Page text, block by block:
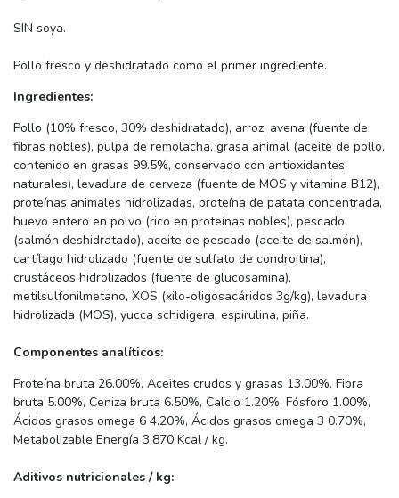
SIN soya.
Pollo fresco y deshidratado como el primer ingrediente.
Ingredientes:
Pollo (10% fresco, 30% deshidratado), arroz, avena (fuente de
fibras nobles), pulpa de remolacha, grasa animal (aceite de pollo,
contenido en grasas 99.5%, conservado con antioxidantes
naturales), levadura de cerveza (fuente de MOS y vitamina B12),
proteínas animales hidrolizadas, proteína de patata concentrada,
huevo entero en polvo (rico en proteínas nobles), pescado
(salmón deshidratado), aceite de pescado (aceite de salmón),
cartílago hidrolizado (fuente de sulfato de condroitina),
crustáceos hidrolizados (fuente de glucosamina),
metilsulfonilmetano, XOS (xilo-oligosacáridos 3g/kg), levadura
hidrolizada (MOS), yucca schidigera, espirulina, piña.
Componentes analíticos:
Proteína bruta 26.00%, Aceites crudos y grasas 13.00%, Fibra
bruta 5.00%, Ceniza bruta 6.50%, Calcio 1.20%, Fósforo 1.00%,
Ácidos grasos omega 6 4.20%, Ácidos grasos omega 3 0.70%,
Metabolizable Energía 3,870 Kcal / kg.
Aditivos nutricionales / kg: